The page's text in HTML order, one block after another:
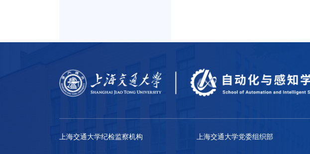
上海交通大学纪检监察机构 上海交通大学党委组织部